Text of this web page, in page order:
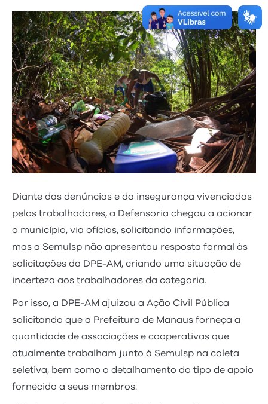
Diante das denúncias e da insegurança vivenciadas
pelos trabalhadores, a Defensoria chegou a acionar
o município, via ofícios, solicitando informações,
mas a Semulsp não apresentou resposta formal às
solicitações da DPE-AM, criando uma situação de
incerteza aos trabalhadores da categoria.
Por isso, a DPE-AM ajuizou a Ação Civil Pública
solicitando que a Prefeitura de Manaus forneça a
quantidade de associações e cooperativas que
atualmente trabalham junto à Semulsp na coleta
seletiva, bem como o detalhamento do tipo de apoio
fornecido a seus membros.